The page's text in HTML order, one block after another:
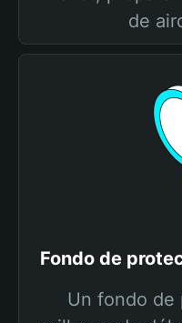
de
Fondo de
Un fondo